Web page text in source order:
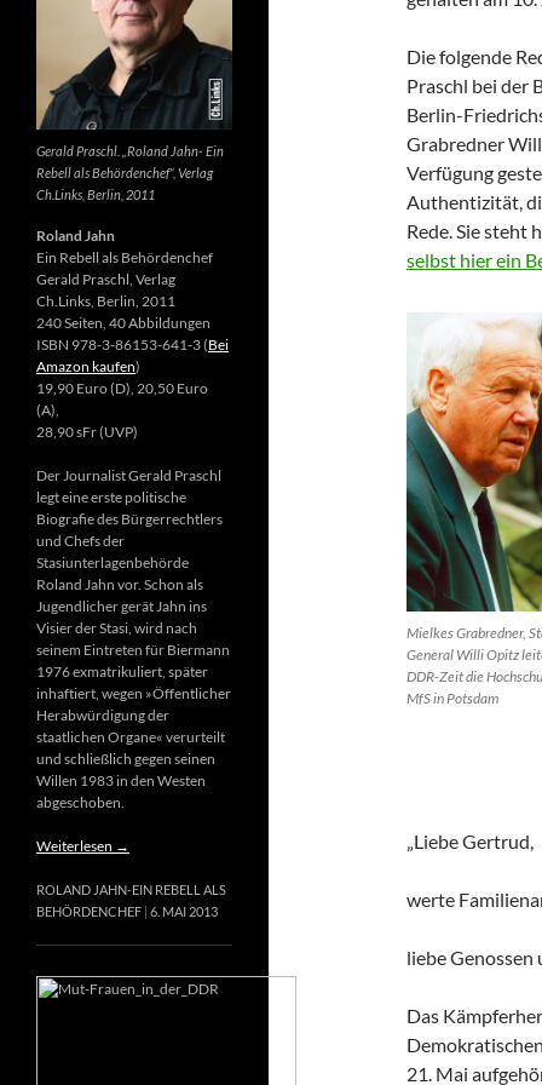
Die folgende
Praschl bei der
Berlin-
Grabredner
Verfügung
Authentizität,
Rede. Sie steht
selbst hier ein
Mielkes Grabredner,
General Willi Opitz
DDR-Zeit die
MfS in Potsdam
„Liebe Gertrud,
werte
liebe Genossen
Das
21. Mai
Gerald Praschl. „Roland Jahn- Ein
Rebell als Behördenchef“, Verlag
Ch.Links, Berlin, 2011
Roland Jahn
Ein Rebell als Behördenchef
Gerald Praschl, Verlag
Ch.Links, Berlin, 2011
240 Seiten, 40 Abbildungen
ISBN 978-3-86153-641-3 (Bei
Amazon kaufen)
19,90 Euro (D), 20,50 Euro
(A),
28,90 sFr (UVP)
Der Journalist Gerald Praschl
legt eine erste politische
Biografie des Bürgerrechtlers
und Chefs der
Stasiunterlagenbehörde
Roland Jahn vor. Schon als
Jugendlicher gerät Jahn ins
Visier der Stasi, wird nach
seinem Eintreten für Biermann
1976 exmatrikuliert, später
inhaftiert, wegen »Öffentlicher
Herabwürdigung der
staatlichen Organe« verurteilt
und schließlich gegen seinen
Willen 1983 in den Westen
abgeschoben.
Weiterlesen →
ROLAND JAHN-EIN REBELL ALS
BEHÖRDENCHEF 6. MAI 2013